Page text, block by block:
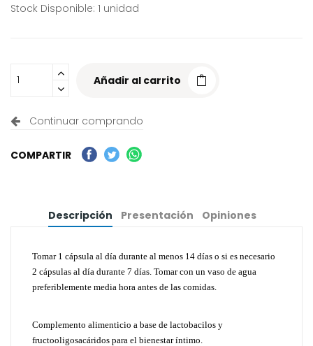
Stock Disponible: 1 unidad
Añadir al carrito
Continuar comprando
COMPARTIR
Descripción Presentación Opiniones
Tomar 1 cápsula al día durante al menos 14 días o si es necesario
2 cápsulas al día durante 7 días. Tomar con un vaso de agua
preferiblemente media hora antes de las comidas.
Complemento alimenticio a base de lactobacilos y
fructooligosacáridos para el bienestar íntimo.